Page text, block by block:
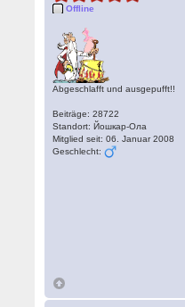
Offline
Abgeschlafft und ausgepufft!!
Beiträge: 28722
Standort: Йошкар-Ола
Mitglied seit: 06. Januar 2008
Geschlecht: